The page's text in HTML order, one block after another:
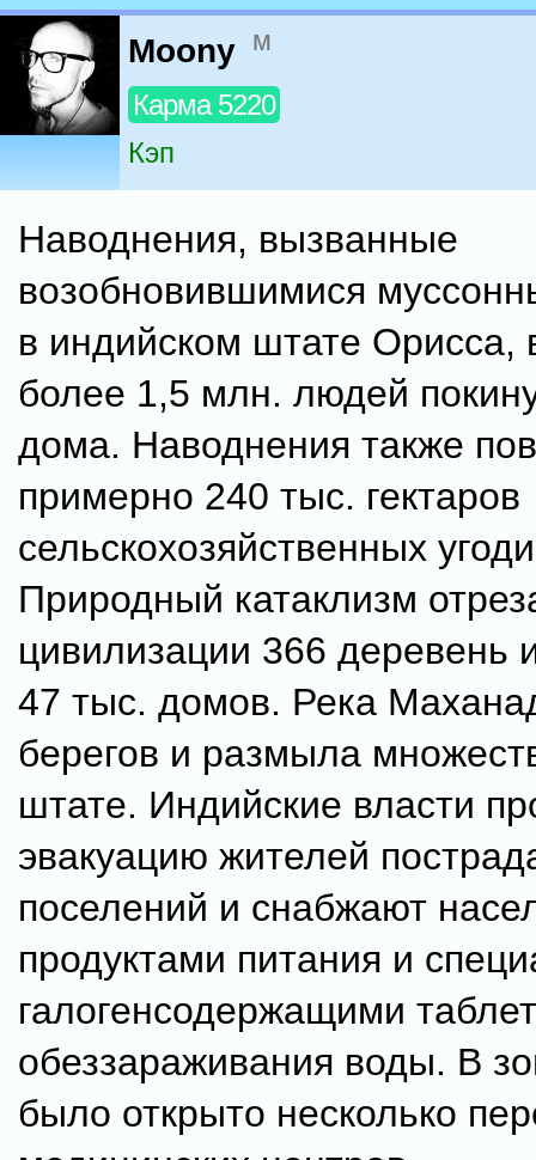
Moony м
Карма 5220
Кэп
Наводнения, вызванные
возобновившимися
в индийском штате Орисса,
более 1,5 млн. людей
дома. Наводнения также
примерно 240 тыс. гектаров
сельскохозяйственных
Природный катаклизм
цивилизации 366 деревень
47 тыс. домов. Река
берегов и размыла
штате. Индийские власти
эвакуацию жителей
поселений и снабжают
продуктами питания и
галогенсодержащими
обеззараживания воды. В
было открыто несколько